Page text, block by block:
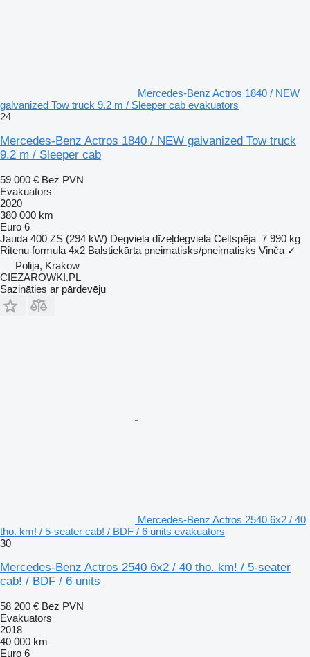
Mercedes-Benz Actros 1840 / NEW
galvanized Tow truck 9.2 m / Sleeper cab evakuators
24
Mercedes-Benz Actros 1840 / NEW galvanized Tow truck
9.2 m / Sleeper cab
59 000 € Bez PVN
Evakuators
2020
380 000 km
Euro 6
Jauda 400 ZS (294 kW) Degviela dīzeļdegviela Celtspēja 7 990 kg
Riteņu formula 4x2 Balstiekārta pneimatisks/pneimatisks Vinča ✓
Polija, Krakow
CIEZAROWKI.PL
Sazināties ar pārdevēju
Mercedes-Benz Actros 2540 6x2 / 40
tho. km! / 5-seater cab! / BDF / 6 units evakuators
30
Mercedes-Benz Actros 2540 6x2 / 40 tho. km! / 5-seater
cab! / BDF / 6 units
58 200 € Bez PVN
Evakuators
2018
40 000 km
Euro 6